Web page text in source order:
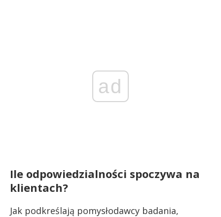
ad
Ile odpowiedzialności spoczywa na
klientach?
Jak podkreślają pomysłodawcy badania,